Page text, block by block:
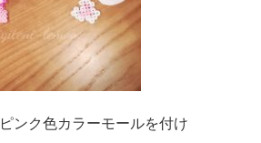
ンク色カラーモールを付け